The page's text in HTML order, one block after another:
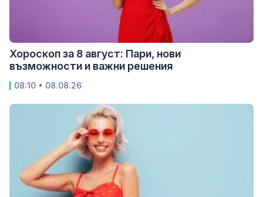
Хороскоп за 8 август: Пари, нови
възможности и важни решения
08:10 • 08.08.26